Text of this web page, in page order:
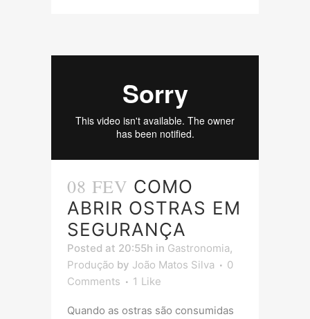
08 FEV COMO
ABRIR OSTRAS EM
SEGURANÇA
Posted at 20:55h in Gastronomia,
Produção by João Matos Silva
0
Comments
1 Like
Quando as ostras são consumidas